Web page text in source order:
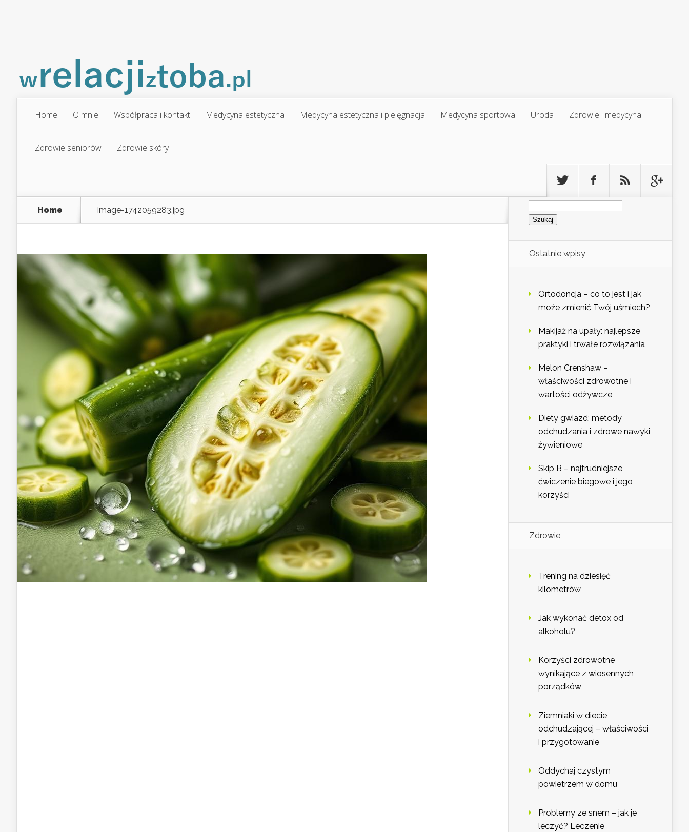
Home O mnie Współpraca i kontakt Medycyna estetyczna Medycyna estetyczna i pielęgnacja Medycyna sportowa Uroda Zdrowie i medycyna
Zdrowie seniorów Zdrowie skóry
Home image-1742059283.jpg
Szukaj:
Ostatnie wpisy
Ortodoncja – co to jest i jak
może zmienić Twój uśmiech?
Makijaż na upały: najlepsze
praktyki i trwałe rozwiązania
Melon Crenshaw –
właściwości zdrowotne i
wartości odżywcze
Diety gwiazd: metody
odchudzania i zdrowe nawyki
żywieniowe
Skip B – najtrudniejsze
ćwiczenie biegowe i jego
korzyści
Zdrowie
Trening na dziesięć
kilometrów
Jak wykonać detox od
alkoholu?
Korzyści zdrowotne
wynikające z wiosennych
porządków
Ziemniaki w diecie
odchudzającej – właściwości
i przygotowanie
Oddychaj czystym
powietrzem w domu
Problemy ze snem – jak je
leczyć? Leczenie